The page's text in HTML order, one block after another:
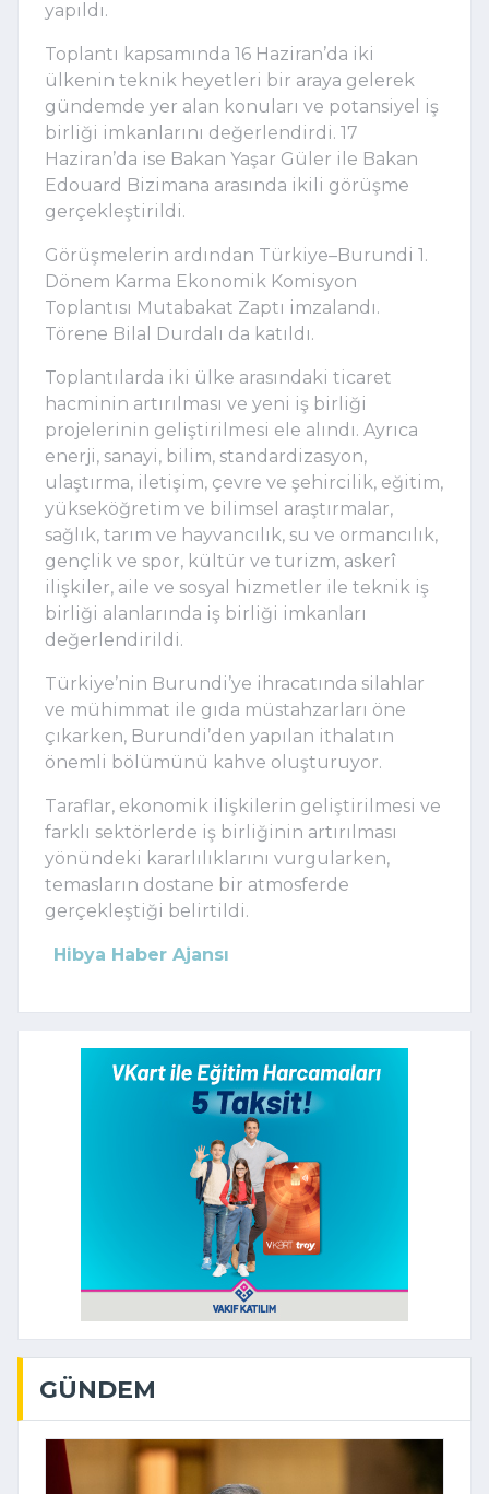
yapıldı.
Toplantı kapsamında 16 Haziran’da iki
ülkenin teknik heyetleri bir araya gelerek
gündemde yer alan konuları ve potansiyel iş
birliği imkanlarını değerlendirdi. 17
Haziran’da ise Bakan Yaşar Güler ile Bakan
Edouard Bizimana arasında ikili görüşme
gerçekleştirildi.
Görüşmelerin ardından Türkiye–Burundi 1.
Dönem Karma Ekonomik Komisyon
Toplantısı Mutabakat Zaptı imzalandı.
Törene Bilal Durdalı da katıldı.
Toplantılarda iki ülke arasındaki ticaret
hacminin artırılması ve yeni iş birliği
projelerinin geliştirilmesi ele alındı. Ayrıca
enerji, sanayi, bilim, standardizasyon,
ulaştırma, iletişim, çevre ve şehircilik, eğitim,
yükseköğretim ve bilimsel araştırmalar,
sağlık, tarım ve hayvancılık, su ve ormancılık,
gençlik ve spor, kültür ve turizm, askerî
ilişkiler, aile ve sosyal hizmetler ile teknik iş
birliği alanlarında iş birliği imkanları
değerlendirildi.
Türkiye’nin Burundi’ye ihracatında silahlar
ve mühimmat ile gıda müstahzarları öne
çıkarken, Burundi’den yapılan ithalatın
önemli bölümünü kahve oluşturuyor.
Taraflar, ekonomik ilişkilerin geliştirilmesi ve
farklı sektörlerde iş birliğinin artırılması
yönündeki kararlılıklarını vurgularken,
temasların dostane bir atmosferde
gerçekleştiği belirtildi.
Hibya Haber Ajansı
GÜNDEM